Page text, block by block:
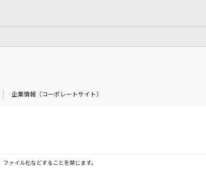
企業情報（コーポレートサイト）
ァイル化などすることを禁じます。